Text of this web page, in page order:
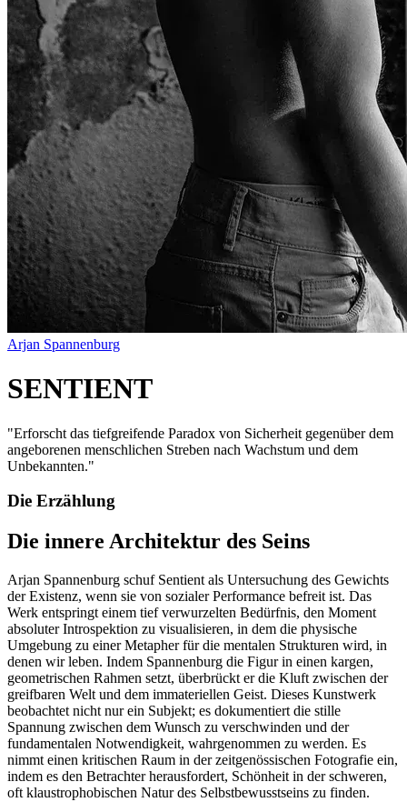
Arjan Spannenburg
SENTIENT
"Erforscht das tiefgreifende Paradox von Sicherheit gegenüber dem
angeborenen menschlichen Streben nach Wachstum und dem
Unbekannten."
Die Erzählung
Die innere Architektur des Seins
Arjan Spannenburg schuf Sentient als Untersuchung des Gewichts
der Existenz, wenn sie von sozialer Performance befreit ist. Das
Werk entspringt einem tief verwurzelten Bedürfnis, den Moment
absoluter Introspektion zu visualisieren, in dem die physische
Umgebung zu einer Metapher für die mentalen Strukturen wird, in
denen wir leben. Indem Spannenburg die Figur in einen kargen,
geometrischen Rahmen setzt, überbrückt er die Kluft zwischen der
greifbaren Welt und dem immateriellen Geist. Dieses Kunstwerk
beobachtet nicht nur ein Subjekt; es dokumentiert die stille
Spannung zwischen dem Wunsch zu verschwinden und der
fundamentalen Notwendigkeit, wahrgenommen zu werden. Es
nimmt einen kritischen Raum in der zeitgenössischen Fotografie ein,
indem es den Betrachter herausfordert, Schönheit in der schweren,
oft klaustrophobischen Natur des Selbstbewusstseins zu finden.